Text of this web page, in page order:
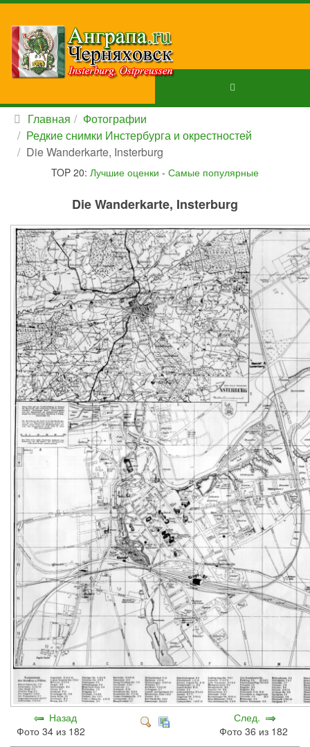
Главная
Фотографии
Редкие снимки Инстербурга и окрестностей
Die Wanderkarte, Insterburg
TOP 20: Лучшие оценки - Самые популярные
Die Wanderkarte, Insterburg
Назад
Фото 34 из 182
След.
Фото 36 из 182